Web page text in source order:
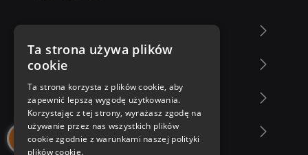
Zakupy u nas
Nasza oferta
Nasi autorzy
Ta strona używa plików
cookie
Ta strona korzysta z plików cookie, aby
zapewnić lepszą wygodę użytkowania.
Korzystając z tej strony, wyrażasz zgodę na
używanie przez nas wszystkich plików
cookie zgodnie z warunkami naszej polityki
plików cookie.